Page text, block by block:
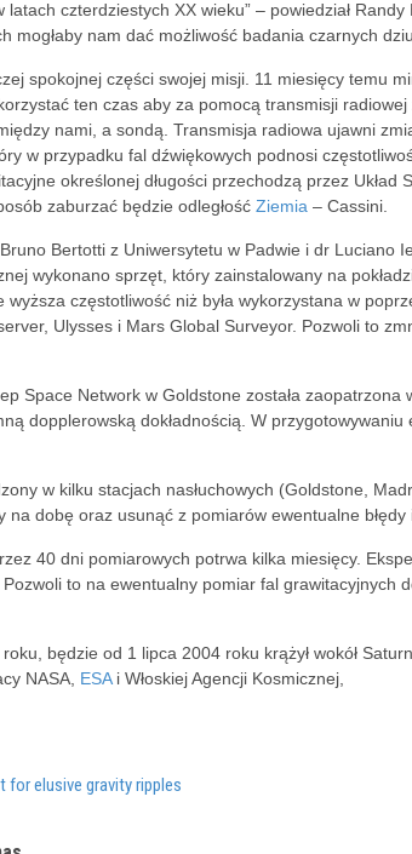
czterdziestych XX wieku” – powiedział
mogłaby nam dać możliwość badania czarnych
spokojnej części swojej misji. 11 miesięcy temu
ten czas aby za pomocą transmisji
nami, a sondą. Transmisja radiowa ujawni
w przypadku fal dźwiękowych podnosi
określonej długości przechodzą przez Układ
zaburzać będzie odległość Ziemia – Cassini.
Bertotti z Uniwersytetu w Padwie i dr Luciano
wykonano sprzęt, który zainstalowany na
częstotliwość niż była wykorzystana w
Ulysses i Mars Global Surveyor. Pozwoli to
Space Network w Goldstone została zaopatrzona
dopplerowską dokładnością. W
w kilku stacjach nasłuchowych (Goldstone,
dobę oraz usunąć z pomiarów ewentualne błędy
40 dni pomiarowych potrwa kilka miesięcy.
to na ewentualny pomiar fal grawitacyjnych
będzie od 1 lipca 2004 roku krążył wokół
NASA, ESAi Włoskiej Agencji Kosmicznej,
elusive gravity ripples